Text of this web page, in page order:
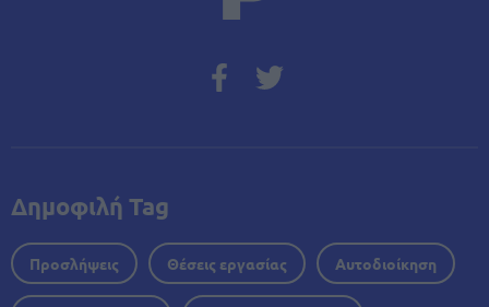
Δημοφιλή Tag
Προσλήψεις Θέσεις εργασίας Αυτοδιοίκηση